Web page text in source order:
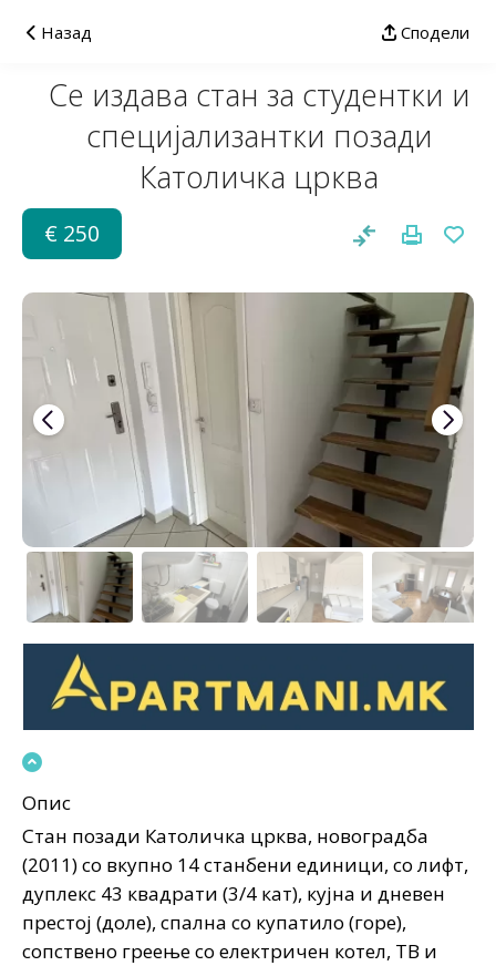
Назад Сподели
Се издава стан за студентки и
специјализантки позади
Католичка црква
€ 250
Опис
Стан позади Католичка црква, новоградба
(2011) со вкупно 14 станбени единици, со лифт,
дуплекс 43 квадрати (3/4 кат), кујна и дневен
престој (доле), спална со купатило (горе),
сопствено греење со електричен котел, ТВ и